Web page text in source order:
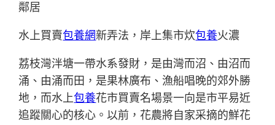
鄰居
水上買賣包養網新弄法，岸上集市炊包養火濃
荔枝灣泮塘一帶水系發財，是由灣而沼、由沼而
涌、由涌而田，是果林廣布、漁船唱晚的郊外勝
地，而水上包養花市買賣名場景一向是市平易近
追蹤關心的核心。以前，花農將自家采摘的鮮花